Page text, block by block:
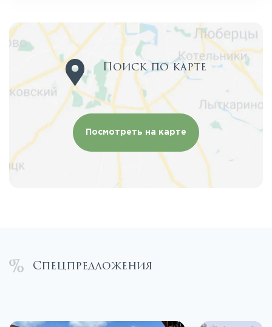
Поиск по карте
Посмотреть на карте
Спецпредложения